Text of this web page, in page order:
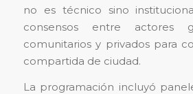
no es técnico sino
consensos entre actores
comunitarios y privados para
compartida de ciudad.
La programación incluyó